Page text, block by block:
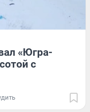
«Югра-
с